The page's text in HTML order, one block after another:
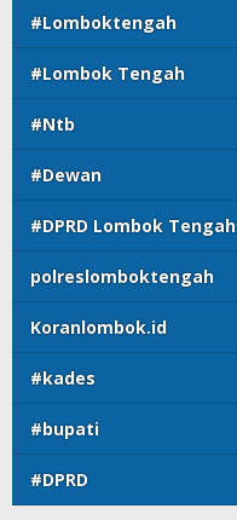
#Lomboktengah
#Lombok Tengah
#Ntb
#Dewan
#DPRD Lombok Tengah
polreslomboktengah
Koranlombok.id
#kades
#bupati
#DPRD